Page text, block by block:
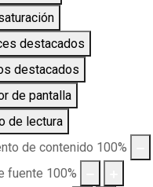
destacados
destacados
de pantalla
de lectura
de contenido 100%
fuente 100%